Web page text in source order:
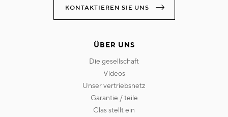
KONTAKTIEREN SIE UNS
ÜBER UNS
die gesellschaft
videos
unser vertriebsnetz
garantie / teile
clas stellt ein